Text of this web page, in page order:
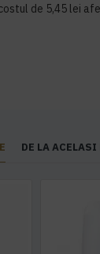
de 5,45 lei
DE LA ACELASI